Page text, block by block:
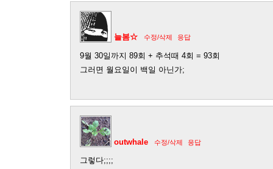
늘봄☆ 수정/삭제 응답
9월 30일까지 89회 + 추석때 4회 = 93회
그러면 월요일이 백일 아닌가;
outwhale 수정/삭제 응답
그렇다;;;;